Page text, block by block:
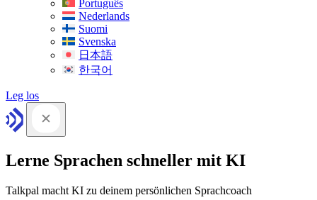
Português
Nederlands
Suomi
Svenska
日本語
한국어
Leg los
Lerne Sprachen schneller mit KI
Talkpal macht KI zu deinem persönlichen Sprachcoach